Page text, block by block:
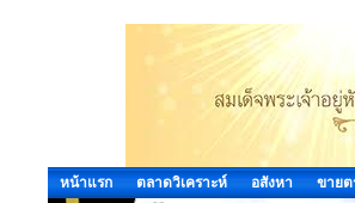
หน้าแรก ตลาดวิเคราะห์ อสังหา ขายต